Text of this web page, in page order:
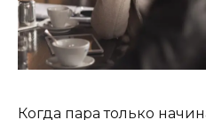
Когда пара только